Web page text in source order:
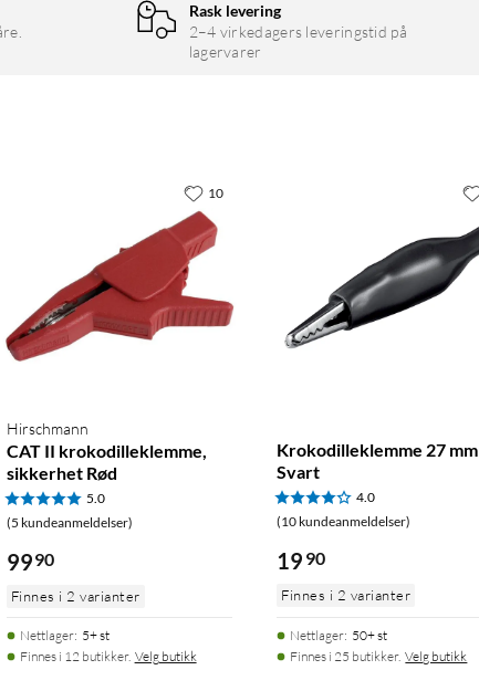
Rask levering
2–4 virkedagers leveringstid på
lagervarer
Hirschmann
CAT II krokodilleklemme,
sikkerhet Rød
5.0
(5 kundeanmeldelser)
9990
Finnes i 2 varianter
Nettlager: 5+ st
Finnes i 12 butikker. Velg butikk
10
Krokodilleklemme 27 mm
Svart
4.0
(10 kundeanmeldelser)
19 90
Finnes i 2 varianter
Nettlager: 50+ st
Finnes i 25 butikker. Velg butikk